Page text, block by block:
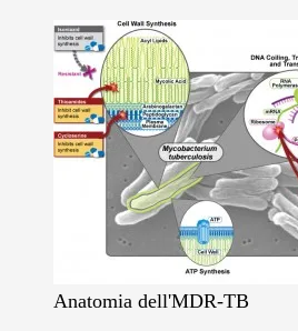
Anatomia dell'MDR-TB